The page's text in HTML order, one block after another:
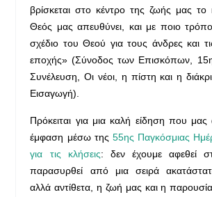
βρίσκεται στο κέντρο της ζωής μας
Θεός μας απευθύνει, και με ποιο
σχέδιο του Θεού για τους άνδρες και
εποχής» (Σύνοδος των Επισκόπων, 15η
Συνέλευση, Οι νέοι, η πίστη και η
Εισαγωγή).
Πρόκειται για μια καλή είδηση που μας
έμφαση μέσω της 55ης Παγκόσμιας
για τις κλήσεις: δεν έχουμε αφεθεί
παρασυρθεί από μια σειρά
αλλά αντίθετα, η ζωή μας και η